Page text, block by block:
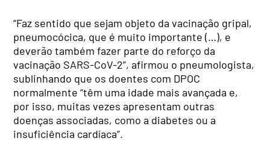
“Faz sentido que sejam objeto da vacinação gripal,
pneumocócica, que é muito importante (…), e
deverão também fazer parte do reforço da
vacinação SARS-CoV-2”, afirmou o pneumologista,
sublinhando que os doentes com DPOC
normalmente “têm uma idade mais avançada e,
por isso, muitas vezes apresentam outras
doenças associadas, como a diabetes ou a
insuficiência cardíaca”.